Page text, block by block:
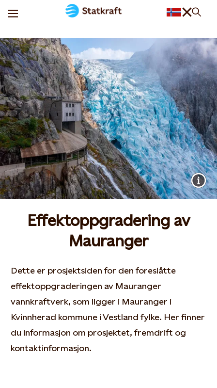
Effektoppgradering av
Mauranger
Dette er prosjektsiden for den foreslåtte
effektoppgraderingen av Mauranger
vannkraftverk, som ligger i Mauranger i
Kvinnherad kommune i Vestland fylke. Her finner
du informasjon om prosjektet, fremdrift og
kontaktinformasjon.